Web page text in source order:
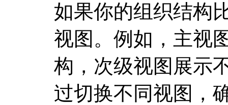
如果你的组织结构
视图。例如，主视
构，次级视图展示
过切换不同视图，